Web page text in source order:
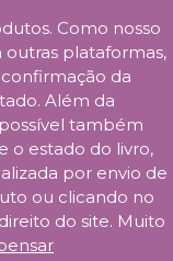
Como nosso
plataformas,
da
Além da
também
o estado do livro,
por envio de
ou clicando no
do site. Muito